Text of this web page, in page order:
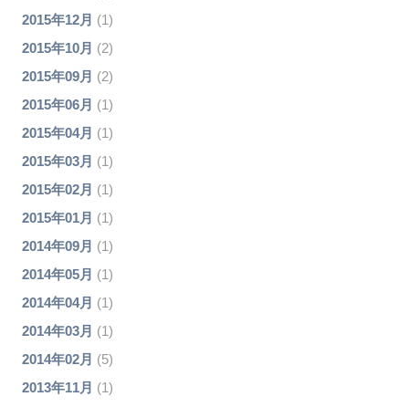
2015年12月 (1)
2015年10月 (2)
2015年09月 (2)
2015年06月 (1)
2015年04月 (1)
2015年03月 (1)
2015年02月 (1)
2015年01月 (1)
2014年09月 (1)
2014年05月 (1)
2014年04月 (1)
2014年03月 (1)
2014年02月 (5)
2013年11月 (1)